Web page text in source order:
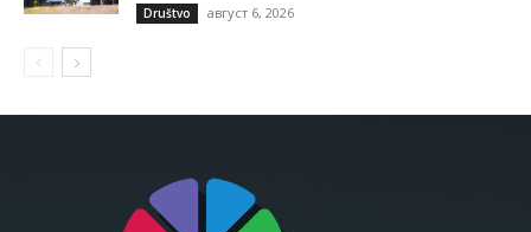
Društvo август 6, 2026